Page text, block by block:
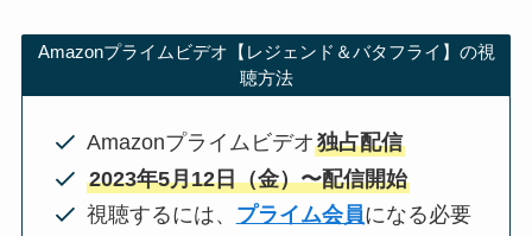
Amazonプライムビデオ【レジェンド＆バタフライ】の視
聴方法
Amazonプライムビデオ独占配信
2023年5月12日（金）〜配信開始
視聴するには、 プライム会員になる必要